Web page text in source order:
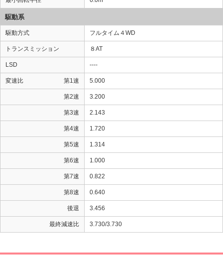
駆動系
駆動方式 フルタイム４WD
トランスミッション ８AT
LSD ----
変速比 第1速 5.000
第2速 3.200
第3速 2.143
第4速 1.720
第5速 1.314
第6速 1.000
第7速 0.822
第8速 0.640
後退 3.456
最終減速比 3.730/3.730